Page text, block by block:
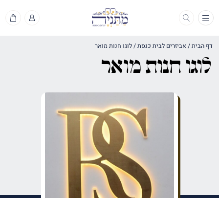
תפריט
דף הבית/אביזרים לבית כנסת/לוגו חנות מואר
לוגו חנות מואר